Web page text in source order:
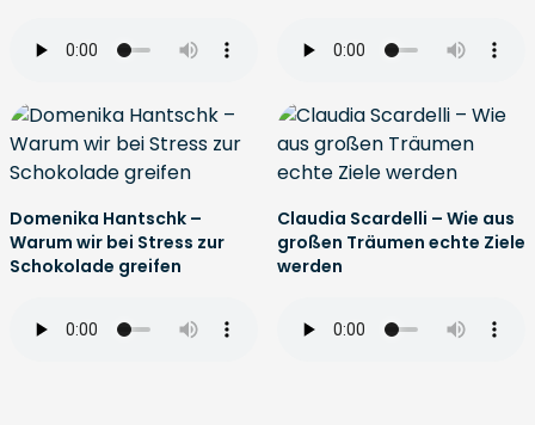
Domenika Hantschk –
Warum wir bei Stress zur
Schokolade greifen
Claudia Scardelli – Wie aus
großen Träumen echte Ziele
werden